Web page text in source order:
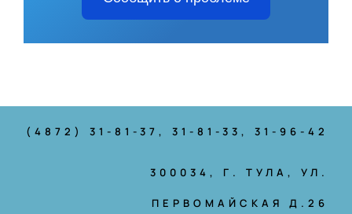
(4872) 31-81-37, 31-81-33, 31-96-42
300034, Г. ТУЛА, УЛ.
ПЕРВОМАЙСКАЯ Д.26